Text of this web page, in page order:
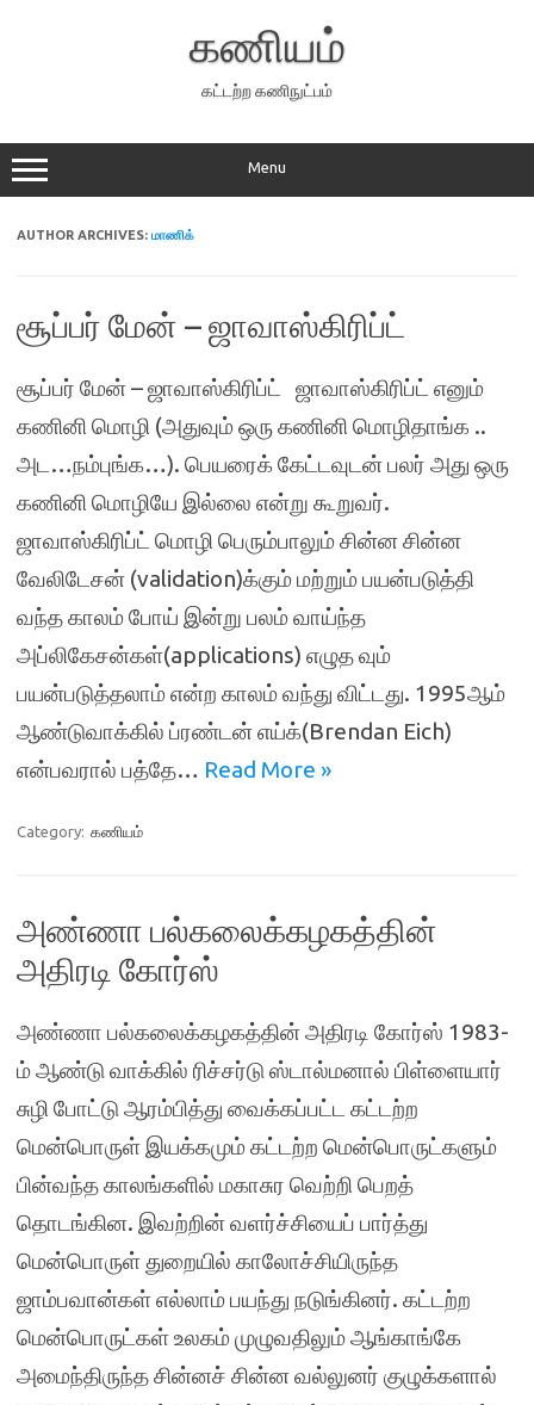
கணியம்
கட்டற்ற கணிநுட்பம்
Menu
AUTHOR ARCHIVES: மாணிக்
சூப்பர் மேன் – ஜாவாஸ்கிரிப்ட்
சூப்பர் மேன் – ஜாவாஸ்கிரிப்ட் ஜாவாஸ்கிரிப்ட் எனும்
கணினி மொழி (அதுவும் ஒரு கணினி மொழிதாங்க ..
அட…நம்புங்க…). பெயரைக் கேட்டவுடன் பலர் அது ஒரு
கணினி மொழியே இல்லை என்று கூறுவர்.
ஜாவாஸ்கிரிப்ட் மொழி பெரும்பாலும் சின்ன சின்ன
வேலிடேசன் (validation)க்கும் மற்றும் பயன்படுத்தி
வந்த காலம் போய் இன்று பலம் வாய்ந்த
அப்லிகேசன்கள்(applications) எழுத வும்
பயன்படுத்தலாம் என்ற காலம் வந்து விட்டது. 1995ஆம்
ஆண்டுவாக்கில் ப்ரண்டன் எய்க்(Brendan Eich)
என்பவரால் பத்தே… Read More »
Category: கணியம்
அண்ணா பல்கலைக்கழகத்தின்
அதிரடி கோர்ஸ்
அண்ணா பல்கலைக்கழகத்தின் அதிரடி கோர்ஸ் 1983-
ம் ஆண்டு வாக்கில் ரிச்சர்டு ஸ்டால்மனால் பிள்ளையார்
சுழி போட்டு ஆரம்பித்து வைக்கப்பட்ட கட்டற்ற
மென்பொருள் இயக்கமும் கட்டற்ற மென்பொருட்களும்
பின்வந்த காலங்களில் மகாசுர வெற்றி பெறத்
தொடங்கின. இவற்றின் வளர்ச்சியைப் பார்த்து
மென்பொருள் துறையில் காலோச்சியிருந்த
ஜாம்பவான்கள் எல்லாம் பயந்து நடுங்கினர். கட்டற்ற
மென்பொருட்கள் உலகம் முழுவதிலும் ஆங்காங்கே
அமைந்திருந்த சின்னச் சின்ன வல்லுனர் குழுக்களால்